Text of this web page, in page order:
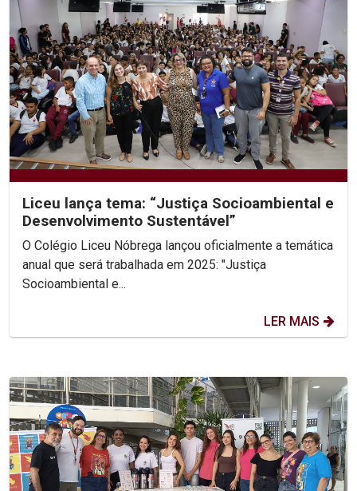
Liceu lança tema: “Justiça Socioambiental e
Desenvolvimento Sustentável”
O Colégio Liceu Nóbrega lançou oficialmente a temática
anual que será trabalhada em 2025: "Justiça
Socioambiental e...
LER MAIS